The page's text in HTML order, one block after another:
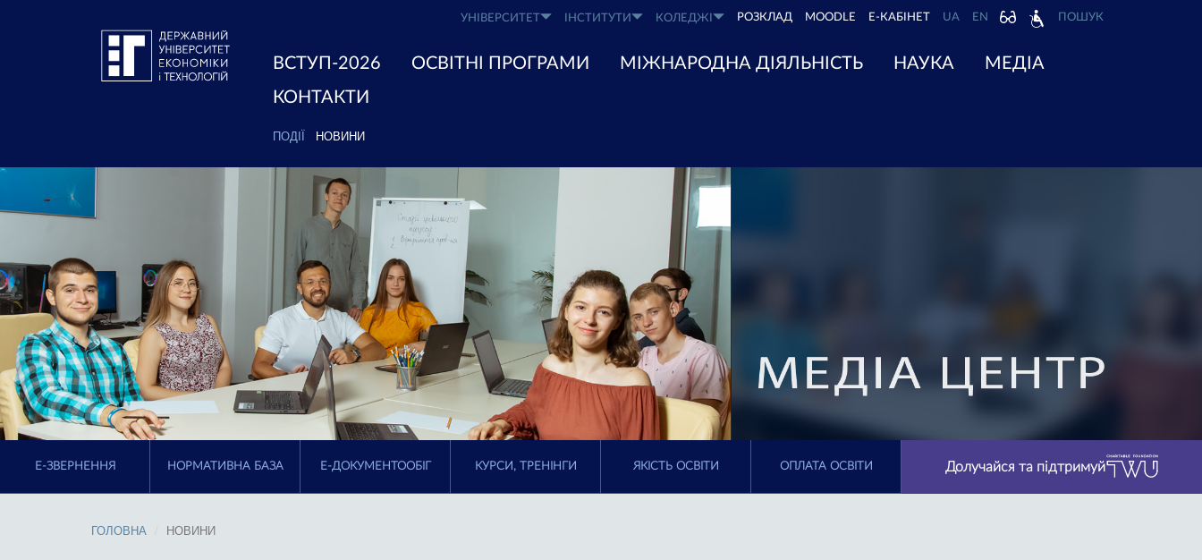
УНІВЕРСИТЕТ ІНСТИТУТИ КОЛЕДЖІ РОЗКЛАД MOODLE Е-КАБІНЕТ UA EN ПОШУК
ВСТУП-2026 ОСВІТНІ ПРОГРАМИ МІЖНАРОДНА ДІЯЛЬНІСТЬ НАУКА
МЕДІА
КОНТАКТИ
ПОДІЇ НОВИНИ
E-ЗВЕРНЕННЯ НОРМАТИВНА БАЗА Е-ДОКУМЕНТООБІГ КУРСИ, ТРЕНІНГИ ЯКІСТЬ ОСВІТИ ОПЛАТА ОСВІТИ Долучайся та підтримуй
ГОЛОВНА НОВИНИ